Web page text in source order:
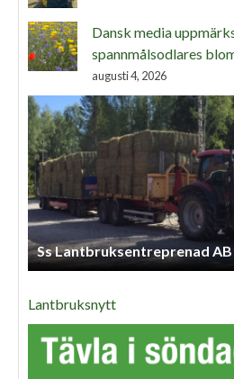
Dansk media
spannmålsodlares
augusti 4, 2026
Ss Lantbruksentreprenad AB
Lantbruksnytt